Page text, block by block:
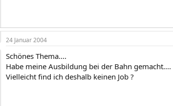
24 Januar 2004
Schönes Thema....
Habe meine Ausbildung bei der Bahn
Vielleicht find ich deshalb keinen Job ?